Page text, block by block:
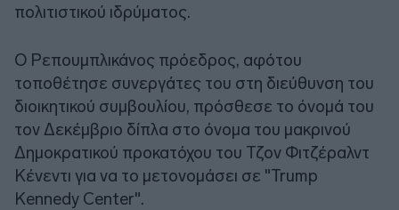
πολιτιστικού ιδρύματος.
Ο Ρεπουμπλικάνος πρόεδρος, αφότου
τοποθέτησε συνεργάτες του στη διεύθυνση του
διοικητικού συμβουλίου, πρόσθεσε το όνομά του
τον Δεκέμβριο δίπλα στο όνομα του μακρινού
Δημοκρατικού προκατόχου του Τζον Φιτζέραλντ
Κένεντι για να το μετονομάσει σε "Trump
Kennedy Center".